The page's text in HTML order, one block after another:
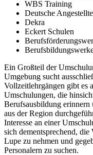
WBS Training
Deutsche
Dekra
Eckert Schulen
Ein Großteil der
Umgebung sucht
Vollzeitlehrgängen gibt es
Umschulungen, die
Berufsausbildung erinnern
aus der Region
Interesse an einer
sich dementsprechend,
Lupe zu nehmen und
Personalern zu suchen.